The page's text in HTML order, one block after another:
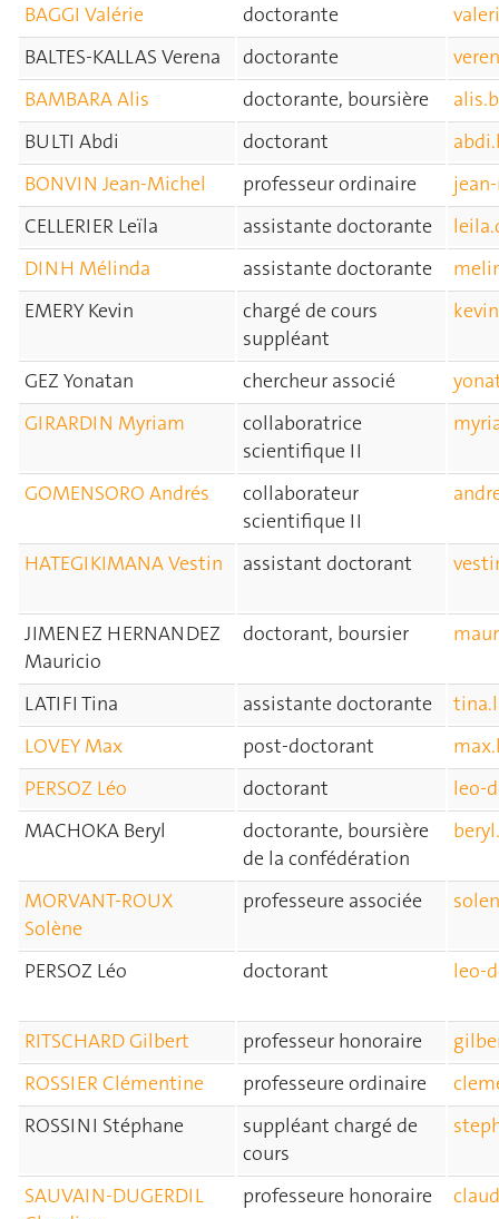
BAGGI Valérie
doctorante
BALTES-KALLAS Verena
doctorante
BAMBARA Alis
doctorante, boursière
BULTI Abdi
doctorant
BONVIN Jean-Michel
professeur ordinaire
CELLERIER Leïla
assistante doctorante
DINH Mélinda
assistante doctorante
EMERY Kevin
chargé de cours
suppléant
GEZ Yonatan chercheur associé
GIRARDIN Myriam
collaboratrice
scientifique II
GOMENSORO Andrés
collaborateur
scientifique II
HATEGIKIMANA Vestin assistant doctorant
JIMENEZ HERNANDEZ
Mauricio
doctorant, boursier
LATIFI Tina assistante doctorante
LOVEY Max
post-doctorant
PERSOZ Léo
doctorant
leo-
MACHOKA Beryl
doctorante, boursière
de la confédération
MORVANT-ROUX
Solène
professeure associée
PERSOZ Léo doctorant leo-
RITSCHARD Gilbert professeur honoraire
ROSSIER Clémentine
professeure ordinaire
ROSSINI Stéphane
suppléant chargé de
cours
SAUVAIN-DUGERDIL
professeure honoraire